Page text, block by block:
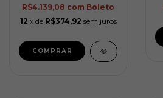
R$4.139,08 com Boleto
12 x de R$374,92 sem juros